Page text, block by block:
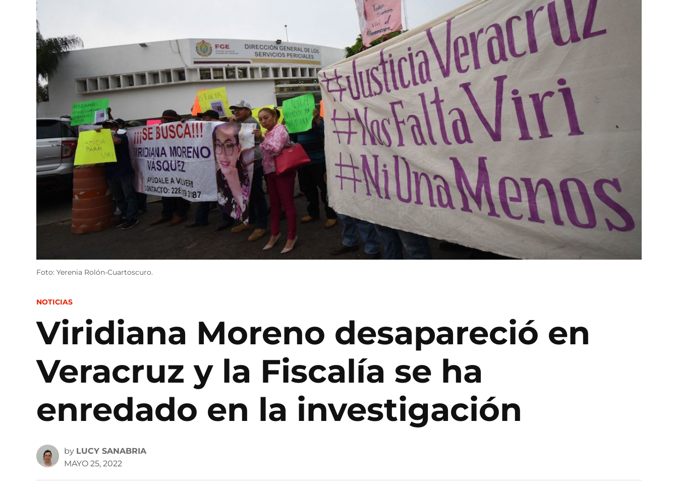
Foto: Yerenia Rolón-Cuartoscuro.
POSTED
NOTICIAS
Viridiana Moreno desapareció en
Veracruz y la Fiscalía se ha
enredado en la investigación
by LUCY SANABRIA
MAYO 25, 2022